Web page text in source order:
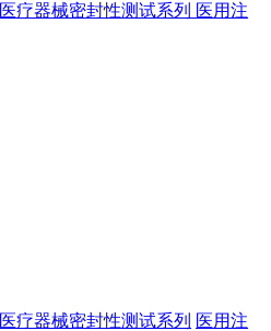
医疗器械密封性测试系列 医用注
医疗器械密封性测试系列 医用注